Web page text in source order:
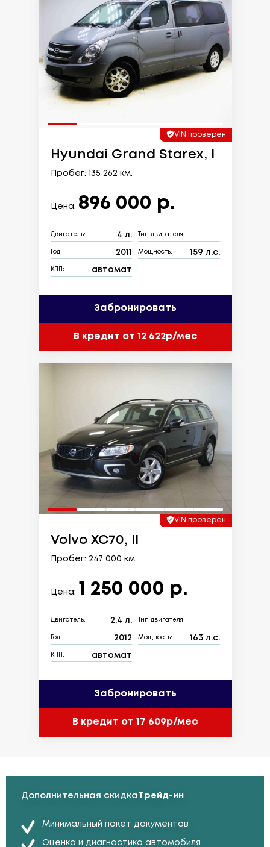
VIN проверен
Hyundai Grand Starex, I
Пробег: 135 262 км.
Цена: 896 000 р.
Двигатель: 4 л. Тип двигателя:
Год: 2011 Мощность: 159 л.с.
КПП: автомат
Забронировать
В кредит от 12 622р/мес
VIN проверен
Volvo XC70, II
Пробег: 247 000 км.
Цена: 1 250 000 р.
Двигатель: 2.4 л. Тип двигателя:
Год: 2012 Мощность: 163 л.с.
КПП: автомат
Забронировать
В кредит от 17 609р/мес
Дополнительная скидкаТрейд-ин
Минимальный пакет документов
Оценка и диагностика автомобиля